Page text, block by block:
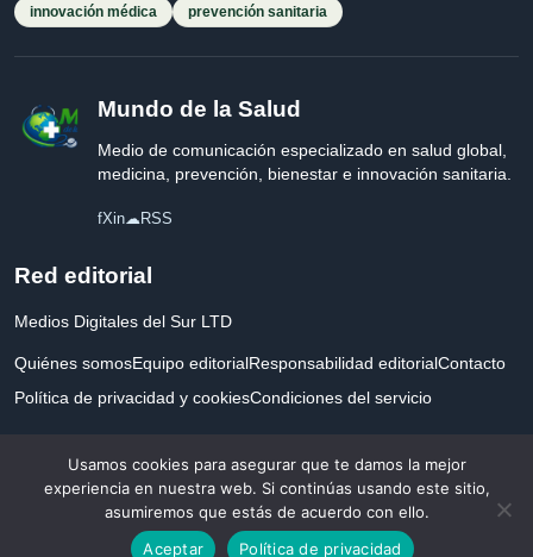
innovación médica
prevención sanitaria
Mundo de la Salud
Medio de comunicación especializado en salud global,
medicina, prevención, bienestar e innovación sanitaria.
fXin☁RSS
Red editorial
Medios Digitales del Sur LTD
Quiénes somosEquipo editorialResponsabilidad editorialContacto
Política de privacidad y cookiesCondiciones del servicio
© 2026 Mundo de la Salud. Todos los derechos reservados. Desarrollado con
por la salud.
Usamos cookies para asegurar que te damos la mejor
experiencia en nuestra web. Si continúas usando este sitio,
asumiremos que estás de acuerdo con ello.
Aceptar
Política de privacidad